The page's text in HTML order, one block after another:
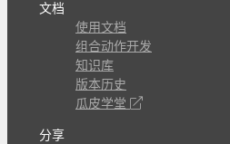
文档
使用文档
组合动作开发
知识库
版本历史
瓜皮学堂
分享